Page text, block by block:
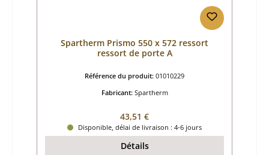
Spartherm Prismo 550 x 572 ressort
ressort de porte A
Référence du produit: 01010229
Fabricant: Spartherm
Prix régulier :
43,51 €
Disponible, délai de livraison : 4-6 jours
Détails